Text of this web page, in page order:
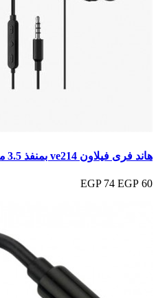
هاند فرى فيلاون ve214 بمنفذ 3.5 مم
60 EGP
74 EGP